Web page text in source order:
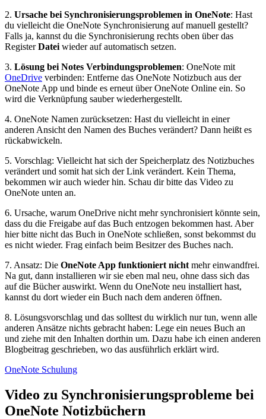
2. Ursache bei Synchronisierungsproblemen in OneNote: Hast
du vielleicht die OneNote Synchronisierung auf manuell gestellt?
Falls ja, kannst du die Synchronisierung rechts oben über das
RegisterDatei wieder auf automatisch setzen.
3. Lösung bei Notes Verbindungsproblemen: OneNote mit
OneDrive verbinden: Entferne das OneNote Notizbuch aus der
OneNote App und binde es erneut über OneNote Online ein. So
wird die Verknüpfung sauber wiederhergestellt.
4. OneNote Namen zurücksetzen: Hast du vielleicht in einer
anderen Ansicht den Namen des Buches verändert? Dann heißt es
rückabwickeln.
5. Vorschlag: Vielleicht hat sich der Speicherplatz des Notizbuches
verändert und somit hat sich der Link verändert. Kein Thema,
bekommen wir auch wieder hin. Schau dir bitte das Video zu
OneNote unten an.
6. Ursache, warum OneDrive nicht mehr synchronisiert könnte sein,
dass du die Freigabe auf das Buch entzogen bekommen hast. Aber
hier bitte nicht das Buch in OneNote schließen, sonst bekommst du
es nicht wieder. Frag einfach beim Besitzer des Buches nach.
7. Ansatz: Die OneNote App funktioniert nicht mehr einwandfrei.
Na gut, dann installieren wir sie eben mal neu, ohne dass sich das
auf die Bücher auswirkt. Wenn du OneNote neu installiert hast,
kannst du dort wieder ein Buch nach dem anderen öffnen.
8. Lösungsvorschlag und das solltest du wirklich nur tun, wenn alle
anderen Ansätze nichts gebracht haben: Lege ein neues Buch an
und ziehe mit den Inhalten dorthin um. Dazu habe ich einen anderen
Blogbeitrag geschrieben, wo das ausführlich erklärt wird.
OneNote Schulung
Video zu Synchronisierungsprobleme bei
OneNote Notizbüchern